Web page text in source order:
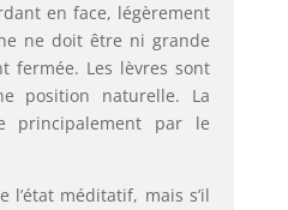
en face, légèrement
ne doit être ni grande
fermée. Les lèvres sont
position naturelle. La
principalement par le
l’état méditatif, mais s’il